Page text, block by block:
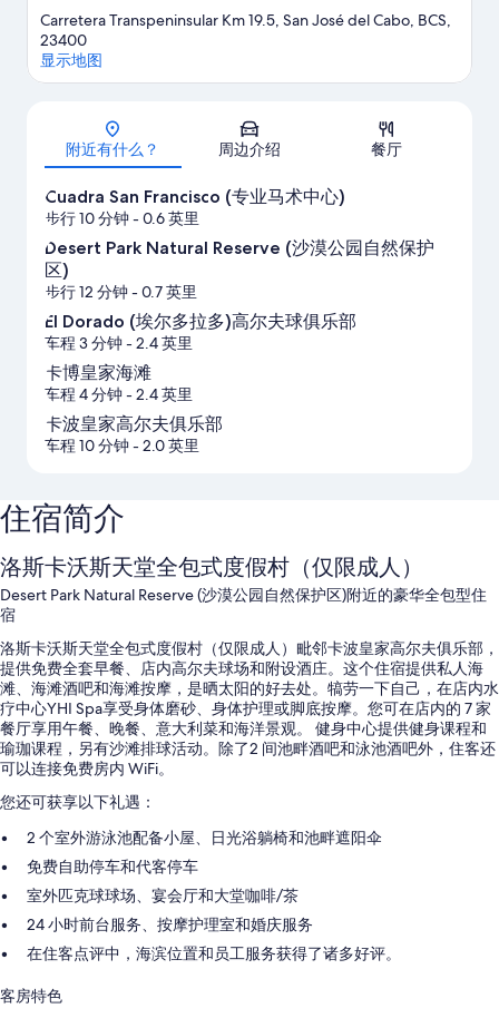
Carretera Transpeninsular Km 19.5, San José del Cabo, BCS,
23400
显示地图
附近有什么？ 周边介绍 餐厅
Cuadra San Francisco (专业马术中心)
步行 10 分钟- 0.6 英里
Desert Park Natural Reserve (沙漠公园自然保护
区)
步行 12 分钟- 0.7 英里
El Dorado (埃尔多拉多)高尔夫球俱乐部
车程 3 分钟- 2.4 英里
卡博皇家海滩
车程 4 分钟- 2.4 英里
卡波皇家高尔夫俱乐部
车程 10 分钟- 2.0 英里
住宿简介
洛斯卡沃斯天堂全包式度假村（仅限成人）
Desert Park Natural Reserve (沙漠公园自然保护区)附近的豪华全包型住
宿
洛斯卡沃斯天堂全包式度假村（仅限成人）毗邻卡波皇家高尔夫俱乐部，
提供免费全套早餐、店内高尔夫球场和附设酒庄。这个住宿提供私人海
滩、海滩酒吧和海滩按摩，是晒太阳的好去处。犒劳一下自己，在店内水
疗中心YHI Spa享受身体磨砂、身体护理或脚底按摩。您可在店内的 7 家
餐厅享用午餐、晚餐、意大利菜和海洋景观。 健身中心提供健身课程和
瑜珈课程，另有沙滩排球活动。除了2 间池畔酒吧和泳池酒吧外，住客还
可以连接免费房内 WiFi。
您还可获享以下礼遇：
2 个室外游泳池配备小屋、日光浴躺椅和池畔遮阳伞
免费自助停车和代客停车
室外匹克球球场、宴会厅和大堂咖啡/茶
24 小时前台服务、按摩护理室和婚庆服务
在住客点评中，海滨位置和员工服务获得了诸多好评。
客房特色